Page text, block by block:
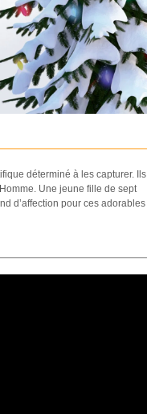
déterminé à les capturer. Ils
Une jeune fille de sept
d’affection pour ces adorables